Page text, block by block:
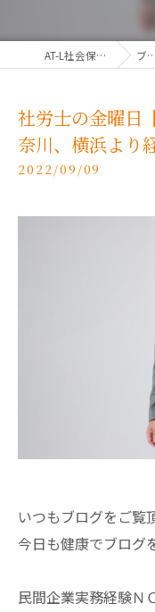
AT-L社会保険労務士法人 ブログ
社労士の金曜日
奈川、横浜より
2022/09/09
いつもブログをご覧
今日も健康でブログ
民間企業実務経験Ｎ